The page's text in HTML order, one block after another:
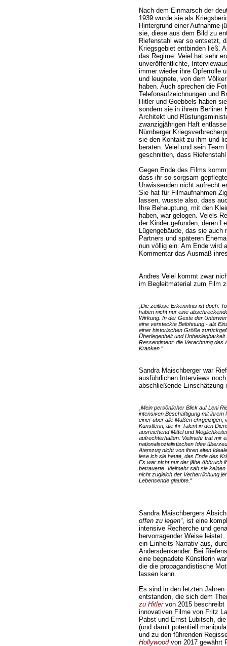
Nach dem Einmarsch der
1939 wurde sie als
Hintergrund einer Aufnahme
sie, diese aus dem Bild zu
Riefenstahl war so entsetzt,
Kriegsgebiet entbinden ließ.
das Regime. Veiel hat sehr
unveröffentlichte,
immer wieder ihre Opferrolle
und leugnete, von dem
haben. Auch sprechen die
Telefonaufzeichnungen und
Hitler und Goebbels haben
sondern sie in ihrem Berliner
Architekt und
zwanzigjährigen Haft
Nürnberger
sie den Kontakt zu ihm und
beraten. Veiel und sein
geschnitten, dass
Gegen Ende des Films
dass ihr so sorgsam
Unwissenden nicht aufrecht
Sie hat für Filmaufnahmen
lassen, wusste also, dass
Ihre Behauptung, mit den
haben, war gelogen. Veiels
der Kinder gefunden, deren
Lügengebäude, das sie auch
Partners und späteren
nun völlig ein. Am Ende wird
Kommentar das Ausmaß
Andres Veiel kommt zwar
im Begleitmaterial zum Film
„Die zeitlose Erkenntnis ist doch:
haben nicht nur eine
Wirkung. In der Geste der
eine versteckte Belohnung - als
einer historischen Größe
Überlegenheit und
Ressentiment: die Verachtung des
Kranken.“
Sandra Maischberger war
ausführlichen Interviews
abschließende Einschätzung
„Mein persönlicher Blick auf Leni
intensiven Beschäftigung mit
einer über alle Maßen ehrgeizigen,
Künstlerin, die ihr Talent in den
ausreichend Mittel und
aufrechterhalten. Vielmehr trat mir
nationalsozialistischen Idee
Atemzug nicht von ihren alten
lese ich sie heute, das Ende des
Es war nicht nur der jähe Abbruch
betrauerte. Vielmehr sah sie
nicht zugleich der Verherrlichung
Lebensende glaubte.“
Sandra Maischbergers
offen zu legen“, ist eine
intensive Recherche und
hervorragender Weise
ein Einheits-Narrativ aus,
Andersdenkender. Bei
eine begnadete Künstlerin
die die propagandistische
lassen kann.
Es sind in den letzten Jahren
entstanden, die sich dem
zu Hitlervon 2015 beschreibt
innovativen Filme von Fritz
Pabst und Ernst Lubitsch,
(und damit potentiell
und zu den führenden
Hollywoodvon 2017 gewährt